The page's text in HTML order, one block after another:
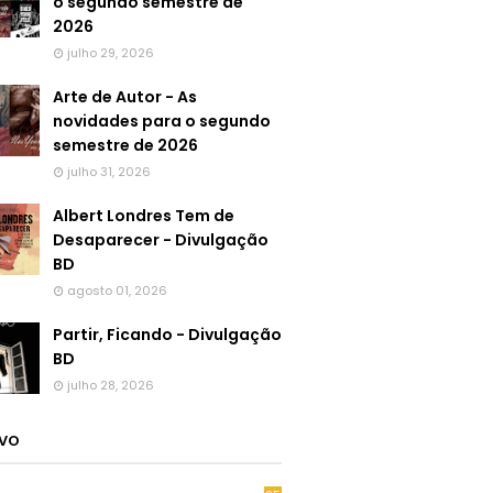
2026
julho 29, 2026
Arte de Autor - As
novidades para o segundo
semestre de 2026
julho 31, 2026
Albert Londres Tem de
Desaparecer - Divulgação
BD
agosto 01, 2026
Partir, Ficando - Divulgação
BD
julho 28, 2026